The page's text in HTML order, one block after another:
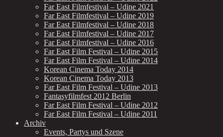
Far East Filmfestival – Udine 2021
Far East Filmfestival – Udine 2019
Far East Filmfestival – Udine 2018
Far East Filmfestival – Udine 2017
Far East Filmfestival – Udine 2016
Far East Film Festival – Udine 2015
Far East Film Festival – Udine 2014
Korean Cinema Today 2014
Korean Cinema Today 2013
Far East Film Festival – Udine 2013
Fantasyfilmfest 2012 Berlin
Far East Film Festival – Udine 2012
Far East Film Festival – Udine 2011
Archiv
Events, Partys und Szene